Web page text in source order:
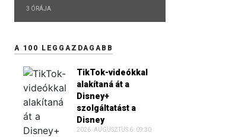
3 ÓRÁJA
A 100 LEGGAZDAGABB
TikTok-videókkal
alakítaná át a
Disney+
szolgáltatást a
Disney
2026. AUGUSZTUS 6. 09:30